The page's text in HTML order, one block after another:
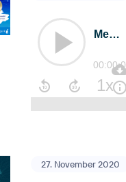
27. November 2020